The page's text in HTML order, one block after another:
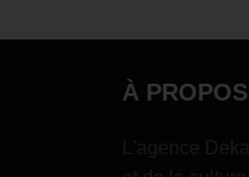
À PROPOS